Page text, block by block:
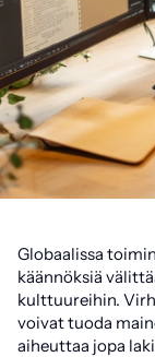
Globaalissa
käännöksiä
kulttuureihin.
voivat tuoda
aiheuttaa jopa